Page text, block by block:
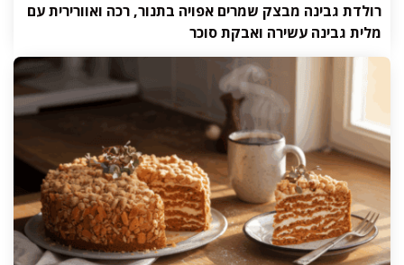
רולדת גבינה מבצק שמרים אפויה בתנור, רכה ואוורירית עם
מלית גבינה עשירה ואבקת סוכר